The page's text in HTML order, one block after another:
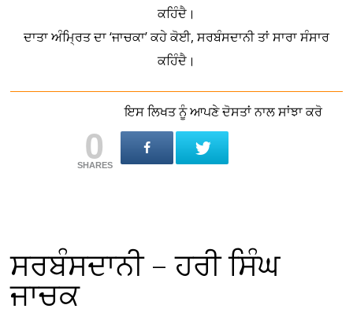
ਕਹਿੰਦੈ।
ਦਾਤਾ ਅੰਮ੍ਰਿਤ ਦਾ ‘ਜਾਚਕਾ’ ਕਹੇ ਕੋਈ, ਸਰਬੰਸਦਾਨੀ ਤਾਂ ਸਾਰਾ ਸੰਸਾਰ
ਕਹਿੰਦੈ।
ਇਸ ਲਿਖਤ ਨੂੰ ਆਪਣੇ ਦੋਸਤਾਂ ਨਾਲ ਸਾਂਝਾ ਕਰੋ
0
SHARES
ਸਰਬੰਸਦਾਨੀ – ਹਰੀ ਸਿੰਘ
ਜਾਚਕ